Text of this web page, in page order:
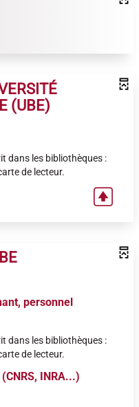
(UBE)
dans les bibliothèques :
de lecteur.
personnel
dans les bibliothèques :
de lecteur.
INRA...)